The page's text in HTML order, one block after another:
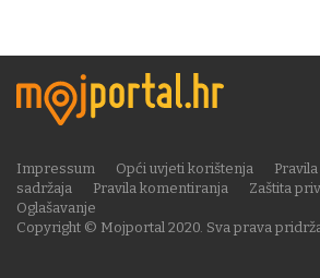
Copyright © Mojportal 2020. Sva prava
Impressum Opći uvjeti korištenja
sadržaja
Pravila komentiranja Zaštita
Oglašavanje